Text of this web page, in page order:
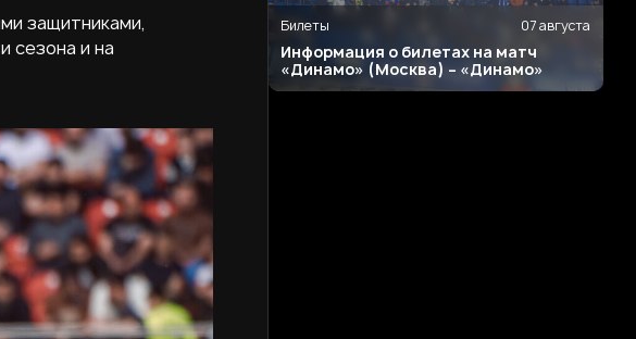
защитниками,
сезона и на
Билеты 07 августа
Информация о билетах на матч
«Динамо» (Москва) – «Динамо»